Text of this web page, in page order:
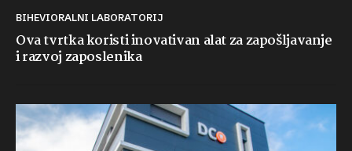
BIHEVIORALNI LABORATORIJ
Ova tvrtka koristi inovativan alat za zapošljavanje
i razvoj zaposlenika